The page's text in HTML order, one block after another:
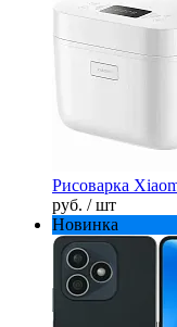
Рисоварка
руб. / шт
Новинка